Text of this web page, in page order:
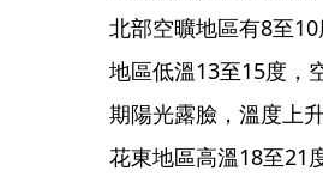
北部空曠地區有8至
地區低溫13至15度，
期陽光露臉，溫度上
花東地區高溫18至21